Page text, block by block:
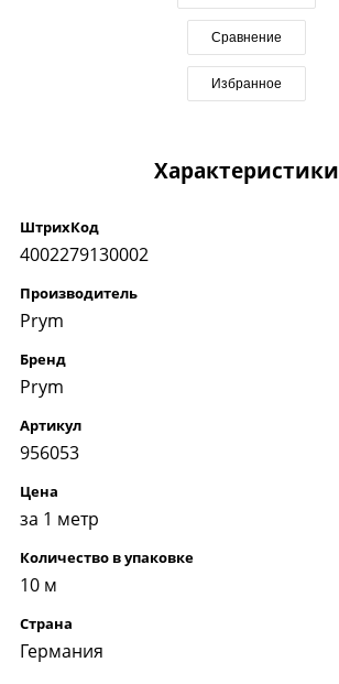
Сравнение
Избранное
Характеристики
ШтрихКод
4002279130002
Производитель
Prym
Бренд
Prym
Артикул
956053
Цена
за 1 метр
Количество в упаковке
10 м
Страна
Германия